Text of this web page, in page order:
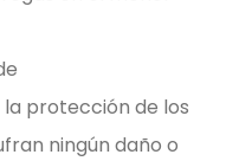
protección de los
ningún daño o